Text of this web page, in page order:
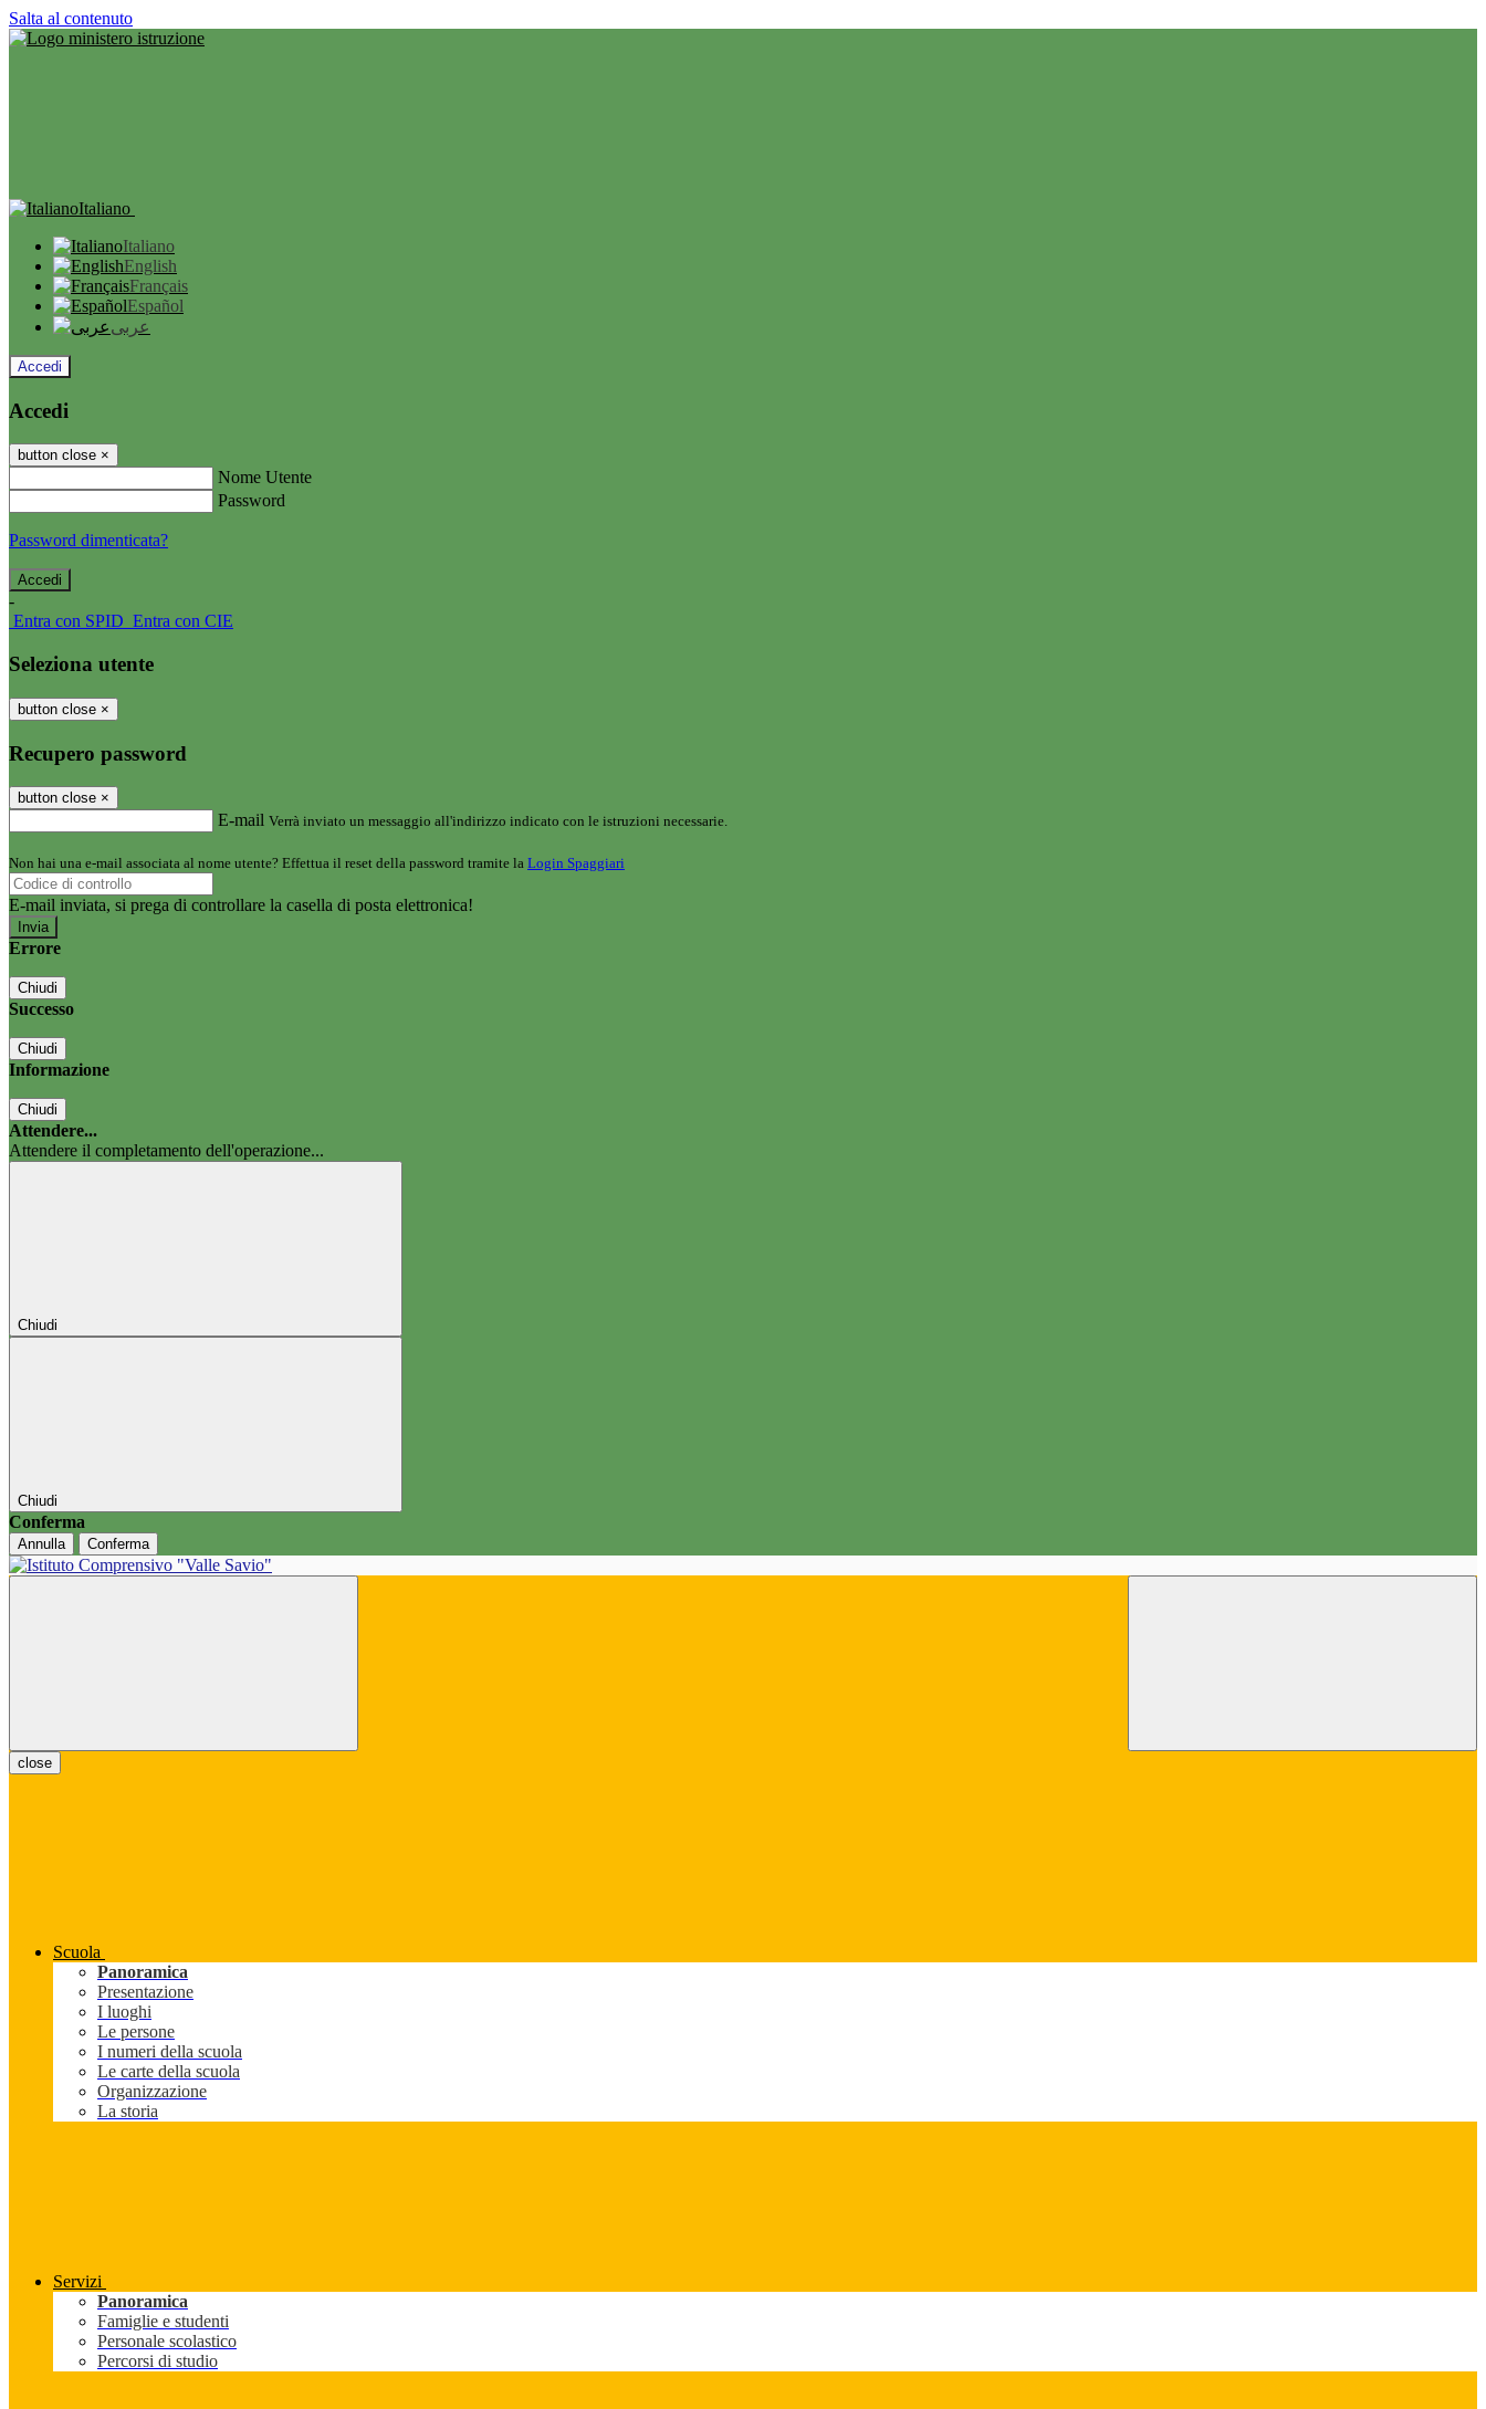
Salta al contenuto
Italiano
Italiano
English
Français
Español
عربى
Accedi
Accedi
button close ×
Nome Utente
Password
Password dimenticata?
-
Entra con SPID Entra con CIE
Seleziona utente
button close ×
Recupero password
button close ×
E-mail Verrà inviato un messaggio all'indirizzo indicato con le istruzioni necessarie.
Non hai una e-mail associata al nome utente? Effettua il reset della password tramite la Login Spaggiari
E-mail inviata, si prega di controllare la casella di posta elettronica!
Errore
Chiudi
Successo
Chiudi
Informazione
Chiudi
Attendere...
Attendere il completamento dell'operazione...
Chiudi
Chiudi
Conferma
Annulla Conferma
close
Scuola
Panoramica
Presentazione
I luoghi
Le persone
I numeri della scuola
Le carte della scuola
Organizzazione
La storia
Servizi
Panoramica
Famiglie e studenti
Personale scolastico
Percorsi di studio